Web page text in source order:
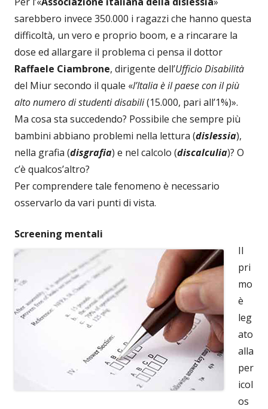
sarebbero invece 350.000 i ragazzi che hanno questa
difficoltà, un vero e proprio boom, e a rincarare la
dose ed allargare il problema ci pensa il dottor
Raffaele Ciambrone, dirigente dell’Ufficio Disabilità
del Miur secondo il quale «l’Italia è il paese con il più
alto numero di studenti disabili(15.000, pari all’1%)».
Ma cosa sta succedendo? Possibile che sempre più
bambini abbiano problemi nella lettura (dislessia),
nella grafia (disgrafia) e nel calcolo (discalculia)? O
c’è qualcos’altro?
Per comprendere tale fenomeno è necessario
osservarlo da vari punti di vista.
Screening mentali
Il
pri
mo
è
leg
ato
alla
per
icol
os